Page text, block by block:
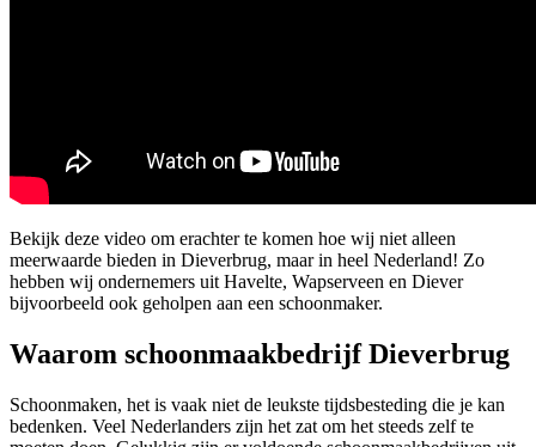
Bekijk deze video om erachter te komen hoe wij niet alleen
meerwaarde bieden in Dieverbrug, maar in heel Nederland! Zo
hebben wij ondernemers uit Havelte, Wapserveen en Diever
bijvoorbeeld ook geholpen aan een schoonmaker.
Waarom schoonmaakbedrijf Dieverbrug
Schoonmaken, het is vaak niet de leukste tijdsbesteding die je kan
bedenken. Veel Nederlanders zijn het zat om het steeds zelf te